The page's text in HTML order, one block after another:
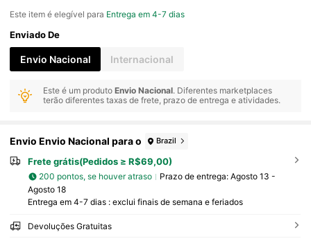
Este item é elegível para Entrega em 4-7 dias
Enviado De
Envio Nacional Internacional
Este é um produtoEnvio Nacional. Diferentes marketplaces
terão diferentes taxas de frete, prazo de entrega e atividades.
Envio Envio Nacional para o Brazil
Frete grátis(Pedidos ≥ R$69,00)
200 pontos, se houver atraso Prazo de entrega: Agosto 13 -
Agosto 18
Entrega em 4-7 dias : exclui finais de semana e feriados
Devoluções Gratuitas